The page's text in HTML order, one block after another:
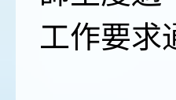
工作要求